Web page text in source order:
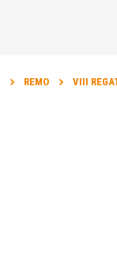
REMO VIII